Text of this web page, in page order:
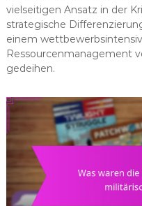
vielseitigen Ansatz in der
strategische
einem
Ressourcenmanagement
gedeihen.